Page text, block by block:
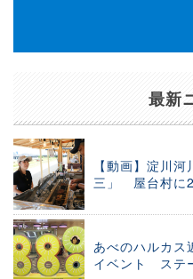
最新
【動画】淀川
三」 屋台村に
あべのハルカス
イベント ステ